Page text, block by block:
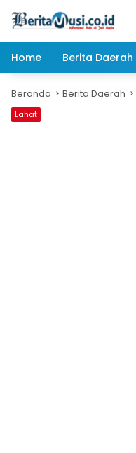
Home
Berita Daerah
Beranda Berita Daerah
Lahat